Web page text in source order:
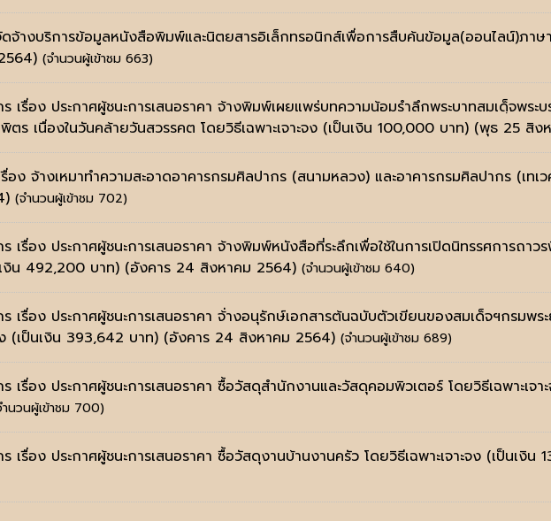
จ้างบริการข้อมูลหนังสือพิมพ์และนิตยสารอิเล็กทรอนิกส์เพื่อการสืบค้นข้อมูล(ออนไลน์)ภาษ
(จำนวนผู้เข้าชม 663)
เรื่อง ประกาศผู้ชนะการเสนอราคา จ้างพิมพ์เผยแพร่บทความน้อมรำลึกพระบาทสมเดฺ็จพร
ตร เนื่องในวันคล้ายวันสวรรคต โดยวิธีเฉพาะเจาะจง (เป็นเงิน 100,000 บาท) (พุธ 25 สิง
อง จ้างเหมาทำความสะอาดอาคารกรมศิลปากร (สนามหลวง) และอาคารกรมศิลปากร (เท
(จำนวนผู้เข้าชม 702)
เรื่อง ประกาศผู้ชนะการเสนอราคา จ้างพิมพ์หนังสือที่ระลึกเพื่อใช้ในการเปิดนิทรรศการถ
เงิน 492,200 บาท) (อังคาร 24 สิงหาคม 2564) (จำนวนผู้เข้าชม 640)
เรื่อง ประกาศผู้ชนะการเสนอราคา จ้่างอนุรักษ์เอกสารต้นฉบับตัวเขียนของสมเด็จฯกรมพ
ง (เป็นเงิน 393,642 บาท) (อังคาร 24 สิงหาคม 2564) (จำนวนผู้เข้าชม 689)
เรื่อง ประกาศผู้ชนะการเสนอราคา ซื้อวัสดุสำนักงานและวัสดุคอมพิวเตอร์ โดยวิธีเฉพาะเจา
นวนผู้เข้าชม 700)
เรื่อง ประกาศผู้ชนะการเสนอราคา ซื้อวัสดุงานบ้านงานครัว โดยวิธีเฉพาะเจาะจง (เป็นเงิน